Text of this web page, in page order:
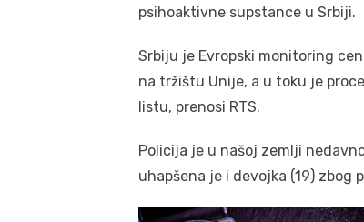
psihoaktivne supstance u Srbiji.
Srbiju je Evropski monitoring
na tržištu Unije, a u toku je
listu, prenosi RTS.
Policija je u našoj zemlji
uhapšena je i devojka (19)